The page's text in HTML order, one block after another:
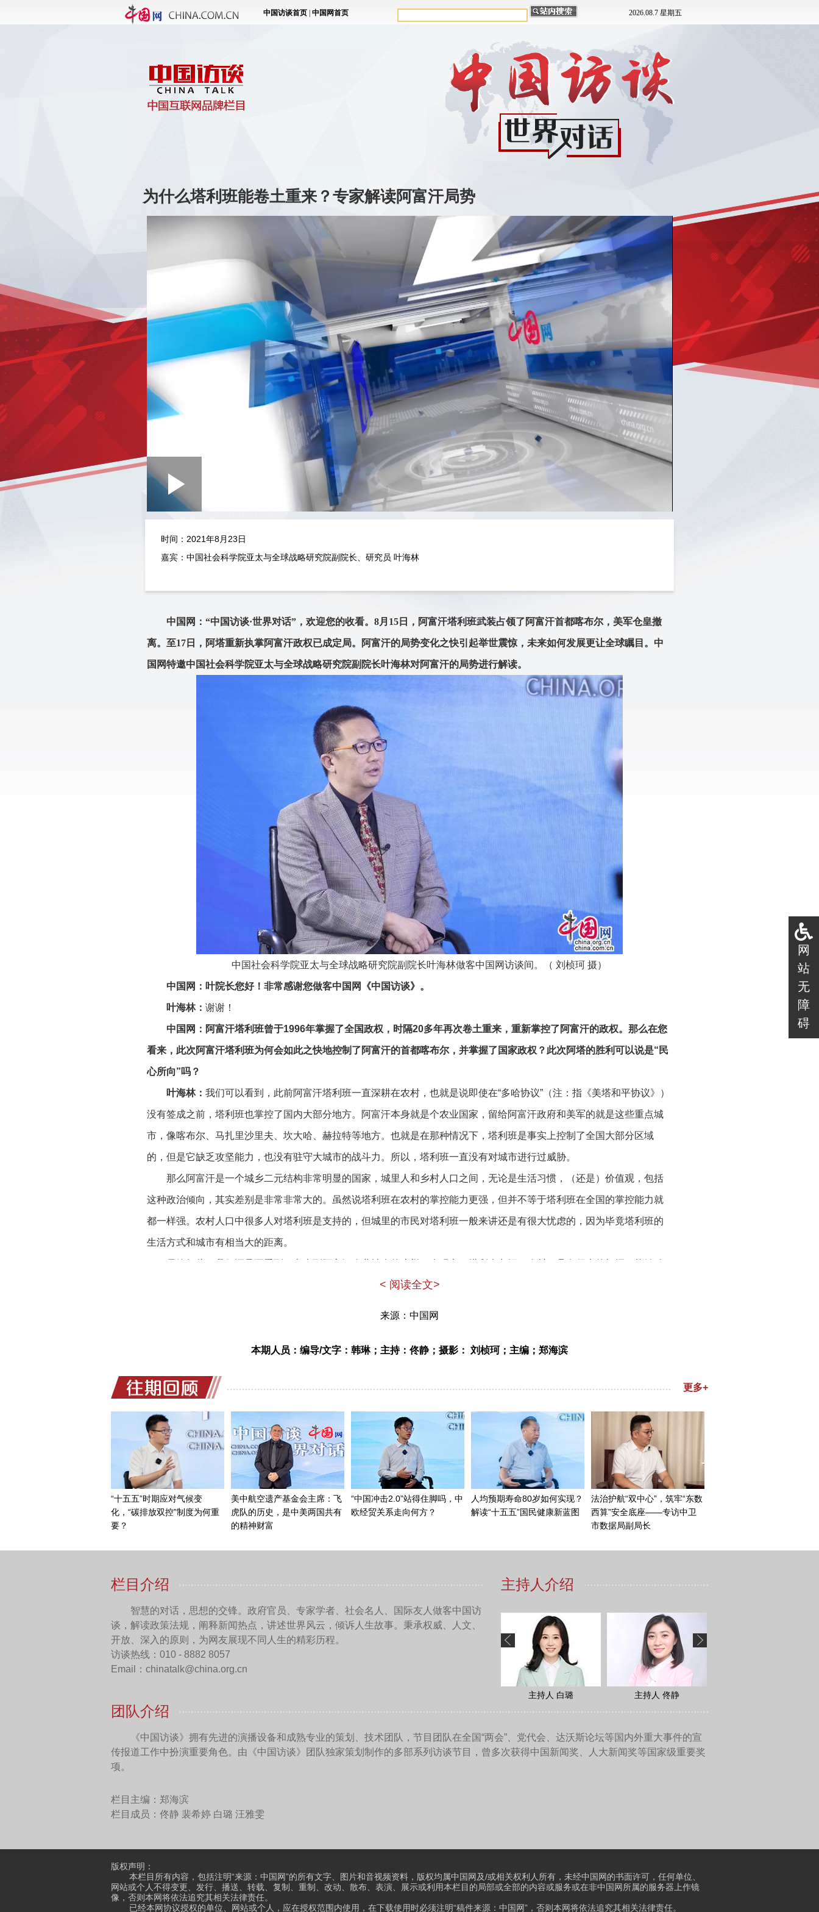
为什么塔利班能卷土重来？专家解读阿富汗局势
Play
Video
Loaded
Picture
时间：2021年8月23日
嘉宾：中国社会科学院亚太与全球战略研究院副院长、研究员 叶海林
中国网：“中国访谈·世界对话”，欢迎您的收看。8月15日，阿富汗塔利班武装占领了阿富汗首都喀布尔，美军仓皇撤
离。至17日，阿塔重新执掌阿富汗政权已成定局。阿富汗的局势变化之快引起举世震惊，未来如何发展更让全球瞩目。中
国网特邀中国社会科学院亚太与全球战略研究院副院长叶海林对阿富汗的局势进行解读。
中国社会科学院亚太与全球战略研究院副院长叶海林做客中国网访谈间。（ 刘桢珂 摄）
中国网： 叶院长您好！非常感谢您做客中国网《中国访谈》。
叶海林： 谢谢！
中国网：阿富汗塔利班曾于1996年掌握了全国政权，时隔20多年再次卷土重来，重新掌控了阿富汗的政权。那么在您
看来，此次阿富汗塔利班为何会如此之快地控制了阿富汗的首都喀布尔，并掌握了国家政权 ？此次阿塔的胜利可以说是“民
心所向”吗？
叶海林： 我们可以看到，此前阿富汗塔利班一直深耕在农村，也就是说即使在“多哈协议”（注：指《美塔和平协议》）
没有签成之前，塔利班也掌控了国内大部分地方。阿富汗本身就是个农业国家，留给阿富汗政府和美军的就是这些重点城
市，像喀布尔、马扎里沙里夫、坎大哈、赫拉特等地方。也就是在那种情况下，塔利班是事实上控制了全国大部分区域
的，但是它缺乏攻坚能力，也没有驻守大城市的战斗力。所以，塔利班一直没有对城市进行过威胁。
那么阿富汗是一个城乡二元结构非常明显的国家，城里人和乡村人口之间，无论是生活习惯，（还是）价值观，包括
这种政治倾向，其实差别是非常非常大的。虽然说塔利班在农村的掌控能力更强，但并不等于塔利班在全国的掌控能力就
都一样强。农村人口中很多人对塔利班是支持的，但城里的市民对塔利班一般来讲还是有很大忧虑的，因为毕竟塔利班的
生活方式和城市有相当大的距离。
员起相当的民众去支持自己。这是塔利班的一大优势。
期、阿明政权时期，对苏联是这个态度，后来在卡尔扎伊时期，实际上对美国也是这个态度。
召力和政治合法性。这个事情与塔利班的宗教信仰包括在宗教方面的原则和立场关系并不是很大，它主要一直在20年内举
着这个反美的旗帜，使得塔利班在阿富汗国内政治当中具有一种天然的道义感召力，就是它能够代表阿富汗反抗外国干
预、外国侵略的传统。
第三个，当然我们就要强调一点，这个事情跟美国是有直接关系的，跟阿富汗政府其实没有什么关系，就是美国在阿
富汗20年间对阿富汗政府的扶持，始终是以美国的军事力量来为后盾的。那么一旦美军从巴格拉姆基地撤退——从2021年7
月2号美国放弃巴格拉姆，美军斥巨金打造出来的这支安全部队，30万人的武装力量马上就没有了任何士气。一个没有美军
保护的阿富汗军队不会作战，这个是塔利班在军事上获胜的一个非常重要的原因。这种不会作战，一方面是能力上的，就
士，都没有意愿再跟塔利班作战。
所以，我们要注意到一点，这次塔利班席卷全国没有一个地方发生过激烈战斗，可以说在所有的地方，塔利班连打都
没有怎么认真地打过。当然，这也就为塔利班日后的执政，包括真正地在全国去掌控政权留下了一个非常大的隐患。
< 阅读全文>
来源：​中国网
本期人员：编导/文字：韩琳；主持：佟静；摄影： 刘桢珂；主编；郑海滨
网
站
无
障
碍